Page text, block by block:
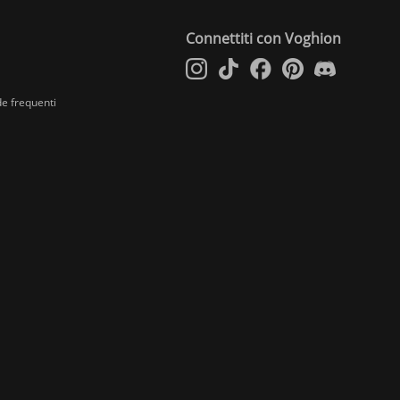
frequenti
Connettiti con Voghion